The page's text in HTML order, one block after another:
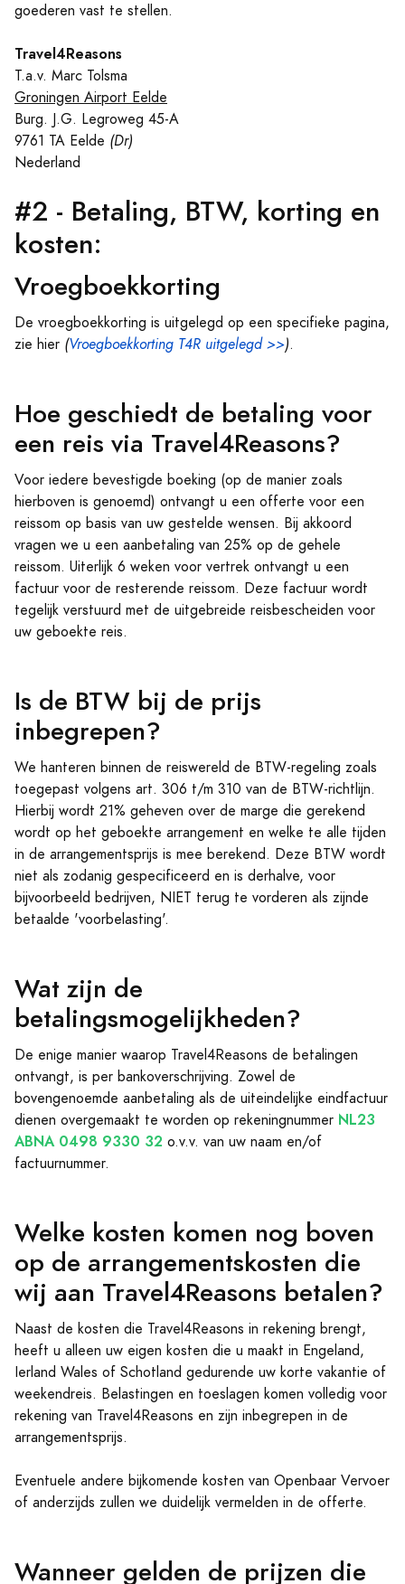
goederen vast te stellen.
Travel4Reasons
T.a.v. Marc Tolsma
Groningen Airport Eelde
Burg. J.G. Legroweg 45-A
9761 TA Eelde (Dr)
Nederland
#2 - Betaling, BTW, korting en
kosten:
Vroegboekkorting
De vroegboekkorting is uitgelegd op een specifieke pagina,
zie hier (Vroegboekkorting T4R uitgelegd >>).
Hoe geschiedt de betaling voor
een reis via Travel4Reasons?
Voor iedere bevestigde boeking (op de manier zoals
hierboven is genoemd) ontvangt u een offerte voor een
reissom op basis van uw gestelde wensen. Bij akkoord
vragen we u een aanbetaling van 25% op de gehele
reissom. Uiterlijk 6 weken voor vertrek ontvangt u een
factuur voor de resterende reissom. Deze factuur wordt
tegelijk verstuurd met de uitgebreide reisbescheiden voor
uw geboekte reis.
Is de BTW bij de prijs
inbegrepen?
We hanteren binnen de reiswereld de BTW-regeling zoals
toegepast volgens art. 306 t/m 310 van de BTW-richtlijn.
Hierbij wordt 21% geheven over de marge die gerekend
wordt op het geboekte arrangement en welke te alle tijden
in de arrangementsprijs is mee berekend. Deze BTW wordt
niet als zodanig gespecificeerd en is derhalve, voor
bijvoorbeeld bedrijven, NIET terug te vorderen als zijnde
betaalde 'voorbelasting'.
Wat zijn de
betalingsmogelijkheden?
De enige manier waarop Travel4Reasons de betalingen
ontvangt, is per bankoverschrijving. Zowel de
bovengenoemde aanbetaling als de uiteindelijke eindfactuur
dienen overgemaakt te worden op rekeningnummer NL23
ABNA 0498 9330 32 o.v.v. van uw naam en/of
factuurnummer.
Welke kosten komen nog boven
op de arrangementskosten die
wij aan Travel4Reasons betalen?
Naast de kosten die Travel4Reasons in rekening brengt,
heeft u alleen uw eigen kosten die u maakt in Engeland,
Ierland Wales of Schotland gedurende uw korte vakantie of
weekendreis. Belastingen en toeslagen komen volledig voor
rekening van Travel4Reasons en zijn inbegrepen in de
arrangementsprijs.
Eventuele andere bijkomende kosten van Openbaar Vervoer
of anderzijds zullen we duidelijk vermelden in de offerte.
Wanneer gelden de prijzen die